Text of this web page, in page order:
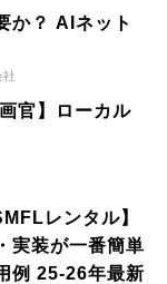
か？ AIネット
社
官】ローカル
レンタル】
実装が一番簡単
例 25-26年最新